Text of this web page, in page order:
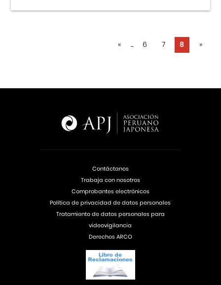
« ... 6 7 8 »
Contáctanos
Trabaja con nosotros
Comprobantes electrónicos
Política de privacidad de datos personales
Tratamiento de datos personales para
videovigilancia
Derechos ARCO